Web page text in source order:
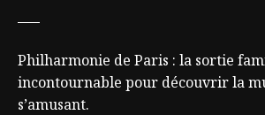
Philharmonie de Paris : la sortie
incontournable pour découvrir la
s’amusant.